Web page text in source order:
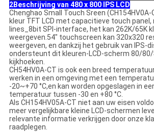
2Beschrijving van 480 x 800 IPS LCD
Chenghao Small Touch Sreen
kleur TFT LCD met capacitieve touch panel,
lines_8bit SPI-interface, het kan 262K/65K
weergeven.54" touchscreen kan 320x320
weergeven, en dankzij het gebruik van IPS-
ondersteunt dit kleuren-LCD-scherm 80/
kijkhoeken.
CH54HV0A-CT is ook een breed
werken in een omgeving met een
-20~+70 °C,en kan worden opgeslagen in
temperatuur tussen -30 en +80 °C.
Als CH154HV05A-CT niet aan uw eisen
meer vergelijkbare kleine LCD-schermen
relevante informatie verkrijgen door onze
raadplegen.